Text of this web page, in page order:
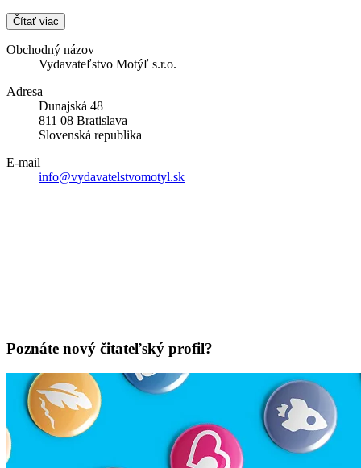
Čítať viac
Obchodný názov
Vydavateľstvo Motýľ s.r.o.
Adresa
Dunajská 48
811 08 Bratislava
Slovenská republika
E-mail
info@vydavatelstvomotyl.sk
Poznáte nový čitateľský profil?